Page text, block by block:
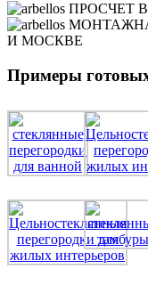
ПРОСЧЕТ
И МОСКВЕ
Примеры